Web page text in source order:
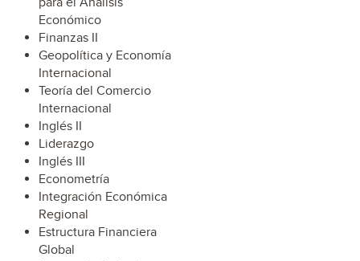
Económico
Finanzas II
Geopolítica y Economía
Internacional
Teoría del Comercio
Internacional
Inglés II
Liderazgo
Inglés III
Econometría
Integración Económica
Regional
Estructura Financiera
Global